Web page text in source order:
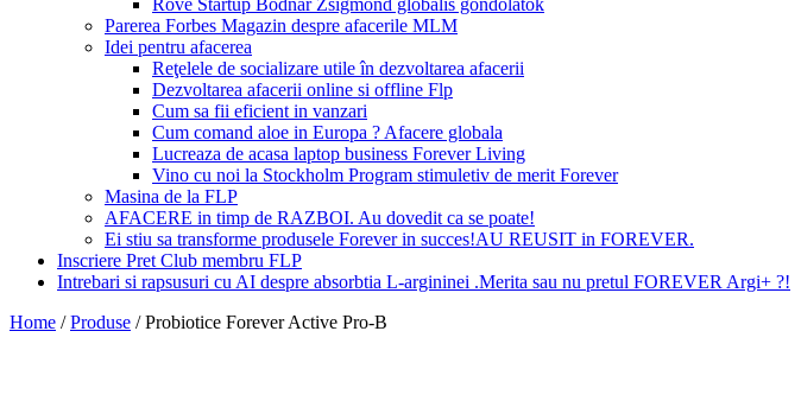
Rove Startup Bodnar Zsigmond globalis gondolatok
Parerea Forbes Magazin despre afacerile MLM
Idei pentru afacerea
Reţelele de socializare utile în dezvoltarea afacerii
Dezvoltarea afacerii online si offline Flp
Cum sa fii eficient in vanzari
Cum comand aloe in Europa ? Afacere globala
Lucreaza de acasa laptop business Forever Living
Vino cu noi la Stockholm Program stimuletiv de merit Forever
Masina de la FLP
AFACERE in timp de RAZBOI. Au dovedit ca se poate!
Ei stiu sa transforme produsele Forever in succes!AU REUSIT in FOREVER.
Inscriere Pret Club membru FLP
Intrebari si rapsusuri cu AI despre absorbtia L-argininei .Merita sau nu pretul FOREVER Argi+ ?!
Home / Produse / Probiotice Forever Active Pro-B